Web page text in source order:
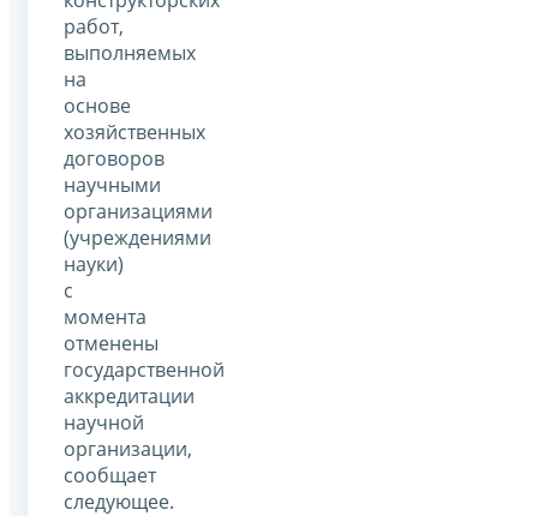
работ,
выполняемых
на
основе
хозяйственных
договоров
научными
организациями
(учреждениями
науки)
с
момента
отменены
государственной
аккредитации
научной
организации,
сообщает
следующее.